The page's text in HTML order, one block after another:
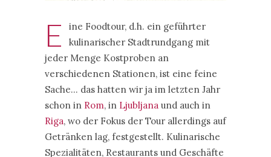
E
ine Foodtour, d.h. ein geführter
kulinarischer Stadtrundgang mit
jeder Menge Kostproben an
verschiedenen Stationen, ist eine feine
Sache… das hatten wir ja im letzten Jahr
schon in Rom, in Ljubljana und auch in
Riga, wo der Fokus der Tour allerdings auf
Getränken lag, festgestellt. Kulinarische
Spezialitäten, Restaurants und Geschäfte